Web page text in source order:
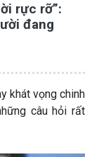
rực rỡ”:
đang
khát vọng chinh
câu hỏi rất